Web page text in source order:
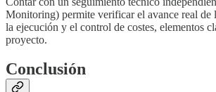
Monitoring) permite verificar el avance real de
la ejecución y el control de costes, elementos
proyecto.
Conclusión